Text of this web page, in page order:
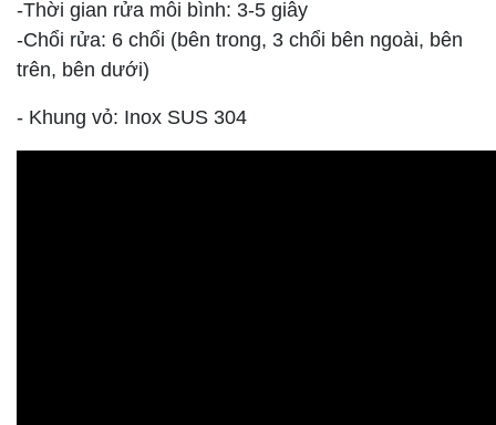
-Thời gian rửa mỗi bình: 3-5 giây
-Chổi rửa: 6 chổi (bên trong, 3 chổi bên ngoài, bên
trên, bên dưới)
- Khung vỏ: Inox SUS 304